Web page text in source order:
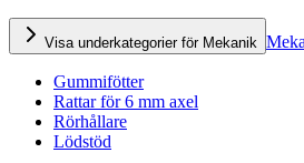
Visa underkategorier för Mekanik
Gummifötter
Rattar för 6 mm axel
Rörhållare
Lödstöd